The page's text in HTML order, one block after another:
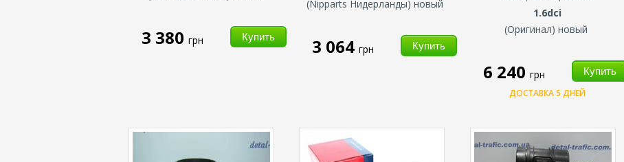
3 380 грн
(Nipparts Нидерланды) новый
3 064грн
1.6dci
(Оригинал) новый
6 240 грн
ДОСТАВКА 5 ДНЕЙ